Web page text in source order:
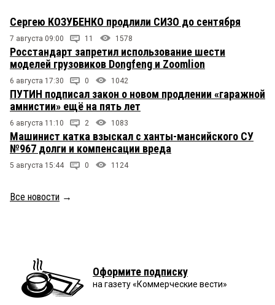
Сергею КОЗУБЕНКО продлили СИЗО до сентября
7 августа 09:00 11 1578
Росстандарт запретил использование шести
моделей грузовиков Dongfeng и Zoomlion
6 августа 17:30 0 1042
ПУТИН подписал закон о новом продлении «гаражной
амнистии» ещё на пять лет
6 августа 11:10 2 1083
Машинист катка взыскал с ханты-мансийского СУ
№967 долги и компенсации вреда
5 августа 15:44 0 1124
Все новости →
Оформите подписку
на газету «Коммерческие вести»